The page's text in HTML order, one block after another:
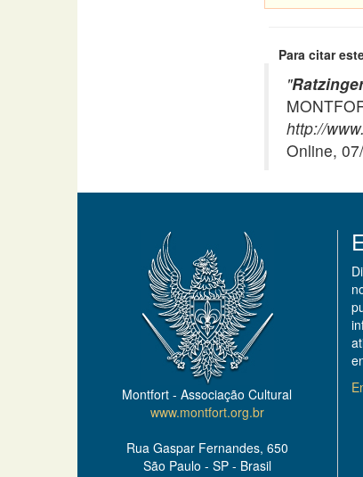
Para citar
"
http://
Online,
Montfort - Associação Cultural
www.montfort.org.br
Rua Gaspar Fernandes, 650
São Paulo - SP - Brasil